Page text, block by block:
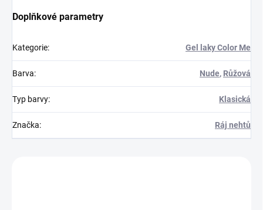
Doplňkové parametry
Kategorie: Gel laky Color Me
Barva: Nude, Růžová
Typ barvy: Klasická
Značka: Ráj nehtů